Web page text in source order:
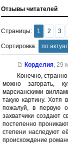
Отзывы читателей
Страницы: 1 2 3
Сортировка: по
Корделия, 29
Конечно,
можно загорать,
марсианскими
такую картину. Хотя
пожалуй, в первую
захватчики создают
постепенно
степени наследуют
происхождение